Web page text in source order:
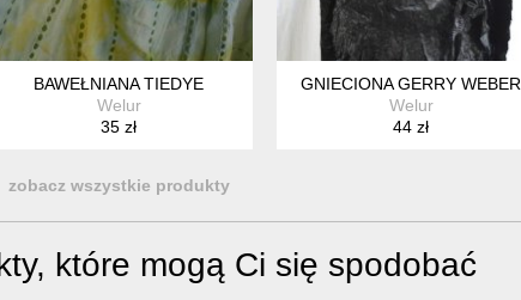
BAWEŁNIANA TIEDYE
Welur
35 zł
GNIECIONA GERRY WEBER
Welur
44 zł
zobacz wszystkie produkty
które mogą Ci się spodobać